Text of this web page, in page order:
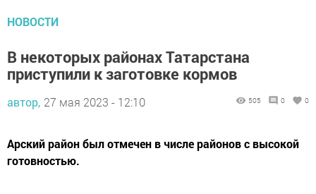
приступили к заготовке кормов
автор, 27 мая 2023 - 12:10
готовностью.